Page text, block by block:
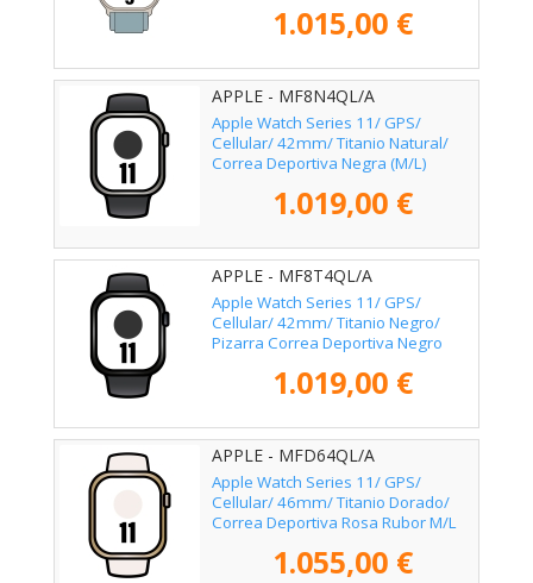
1.015,00 €
APPLE - MF8N4QL/A
Apple Watch Series 11/ GPS/
Cellular/ 42mm/ Titanio Natural/
Correa Deportiva Negra (M/L)
1.019,00 €
APPLE - MF8T4QL/A
Apple Watch Series 11/ GPS/
Cellular/ 42mm/ Titanio Negro/
Pizarra Correa Deportiva Negro
1.019,00 €
APPLE - MFD64QL/A
Apple Watch Series 11/ GPS/
Cellular/ 46mm/ Titanio Dorado/
Correa Deportiva Rosa Rubor M/L
1.055,00 €